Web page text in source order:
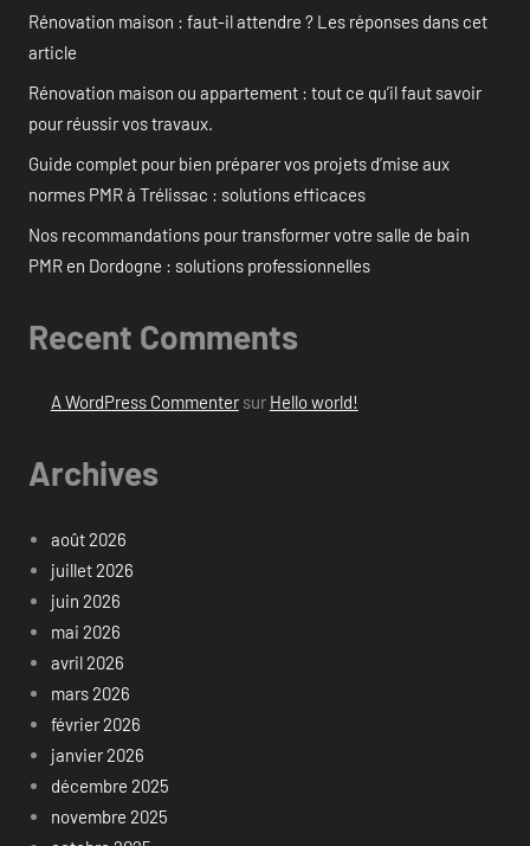
Rénovation maison : faut-il attendre ? Les réponses dans cet
article
Rénovation maison ou appartement : tout ce qu’il faut savoir
pour réussir vos travaux.
Guide complet pour bien préparer vos projets d’mise aux
normes PMR à Trélissac : solutions efficaces
Nos recommandations pour transformer votre salle de bain
PMR en Dordogne : solutions professionnelles
Recent Comments
A WordPress Commentersur Hello world!
Archives
août 2026
juillet 2026
juin 2026
mai 2026
avril 2026
mars 2026
février 2026
janvier 2026
décembre 2025
novembre 2025